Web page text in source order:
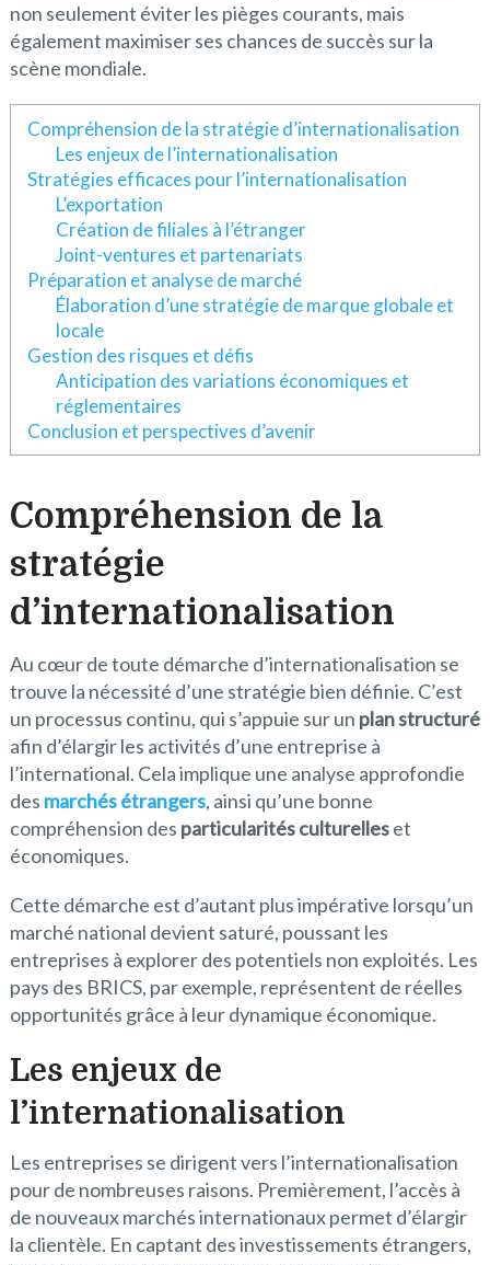
non seulement éviter les pièges courants, mais
également maximiser ses chances de succès sur la
scène mondiale.
Compréhension de la stratégie d’internationalisation
Les enjeux de l’internationalisation
Stratégies efficaces pour l’internationalisation
L’exportation
Création de filiales à l’étranger
Joint-ventures et partenariats
Préparation et analyse de marché
Élaboration d’une stratégie de marque globale et
locale
Gestion des risques et défis
Anticipation des variations économiques et
réglementaires
Conclusion et perspectives d’avenir
Compréhension de la
stratégie
d’internationalisation
Au cœur de toute démarche d’internationalisation se
trouve la nécessité d’une stratégie bien définie. C’est
un processus continu, qui s’appuie sur un plan structuré
afin d’élargir les activités d’une entreprise à
l’international. Cela implique une analyse approfondie
des marchés étrangers, ainsi qu’une bonne
compréhension des particularités culturelleset
économiques.
Cette démarche est d’autant plus impérative lorsqu’un
marché national devient saturé, poussant les
entreprises à explorer des potentiels non exploités. Les
pays des BRICS, par exemple, représentent de réelles
opportunités grâce à leur dynamique économique.
Les enjeux de
l’internationalisation
Les entreprises se dirigent vers l’internationalisation
pour de nombreuses raisons. Premièrement, l’accès à
de nouveaux marchés internationaux permet d’élargir
la clientèle. En captant des investissements étrangers,